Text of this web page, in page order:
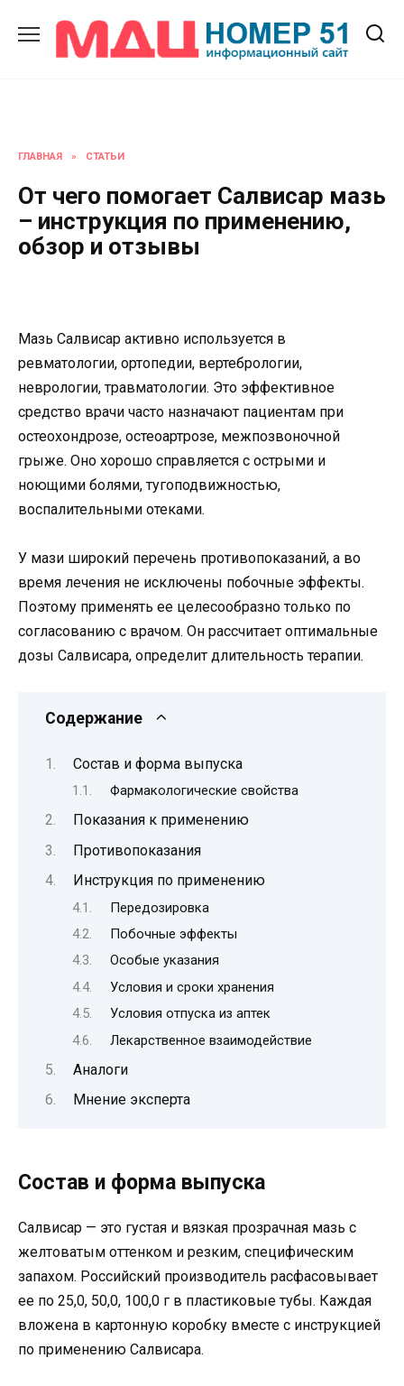
содержанию
ГЛАВНАЯ » СТАТЬИ
От чего помогает Салвисар мазь
– инструкция по применению,
обзор и отзывы
Мазь Салвисар активно используется в
ревматологии, ортопедии, вертебрологии,
неврологии, травматологии. Это эффективное
средство врачи часто назначают пациентам при
остеохондрозе, остеоартрозе, межпозвоночной
грыже. Оно хорошо справляется с острыми и
ноющими болями, тугоподвижностью,
воспалительными отеками.
У мази широкий перечень противопоказаний, а во
время лечения не исключены побочные эффекты.
Поэтому применять ее целесообразно только по
согласованию с врачом. Он рассчитает оптимальные
дозы Салвисара, определит длительность терапии.
Содержание
Состав и форма выпуска
Фармакологические свойства
Показания к применению
Противопоказания
Инструкция по применению
Передозировка
Побочные эффекты
Особые указания
Условия и сроки хранения
Условия отпуска из аптек
Лекарственное взаимодействие
Аналоги
Мнение эксперта
Состав и форма выпуска
Салвисар — это густая и вязкая прозрачная мазь с
желтоватым оттенком и резким, специфическим
запахом. Российский производитель расфасовывает
ее по 25,0, 50,0, 100,0 г в пластиковые тубы. Каждая
вложена в картонную коробку вместе с инструкцией
по применению Салвисара.